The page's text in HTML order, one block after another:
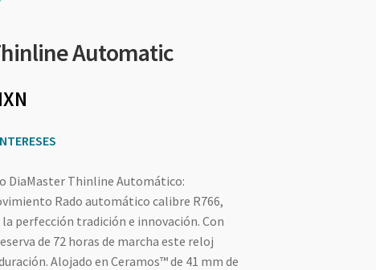
Automatic
DiaMaster Thinline Automático:
Rado automático calibre R766,
perfección tradición e innovación. Con
de 72 horas de marcha este reloj
Alojado en Ceramos™ de 41 mm de